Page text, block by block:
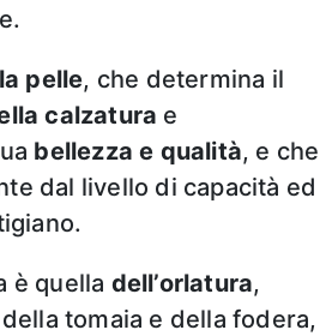
pelle, che determina il
calzatura e
bellezza e qualità, e che
dal livello di capacità ed
è quella dell’orlatura,
tomaia e della fodera,